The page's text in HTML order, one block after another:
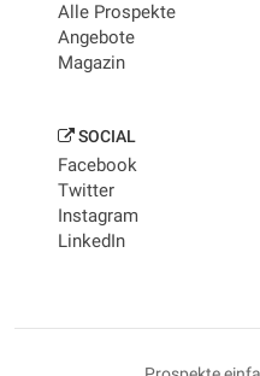
Alle Prospekte
Angebote
Magazin
SOCIAL
Facebook
Twitter
Instagram
LinkedIn